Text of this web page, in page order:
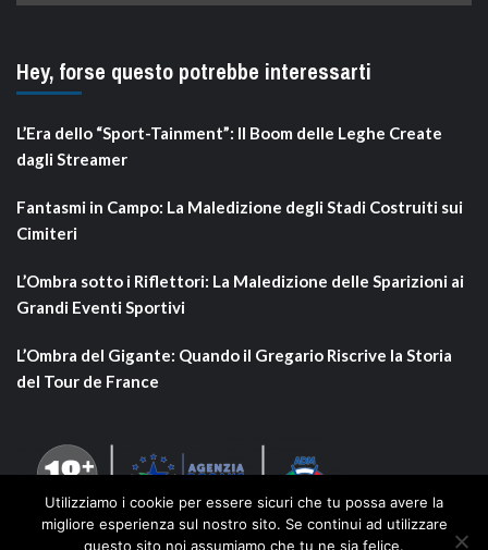
Hey, forse questo potrebbe interessarti
L’Era dello “Sport-Tainment”: Il Boom delle Leghe Create
dagli Streamer
Fantasmi in Campo: La Maledizione degli Stadi Costruiti sui
Cimiteri
L’Ombra sotto i Riflettori: La Maledizione delle Sparizioni ai
Grandi Eventi Sportivi
L’Ombra del Gigante: Quando il Gregario Riscrive la Storia
del Tour de France
Utilizziamo i cookie per essere sicuri che tu possa avere la
migliore esperienza sul nostro sito. Se continui ad utilizzare
questo sito noi assumiamo che tu ne sia felice.